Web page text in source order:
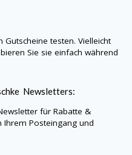
testen. Vielleicht
Sie sie einfach während
Newsletters:
für Rabatte &
Ihrem Posteingang und